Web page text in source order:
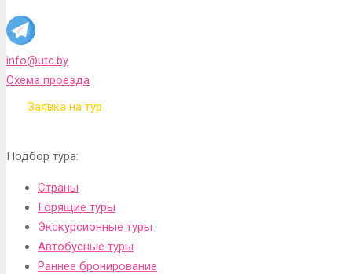
info@utc.by
Схема проезда
Заявка на тур
Подбор тура:
Страны
Горящие туры
Экскурсионные туры
Автобусные туры
Раннее бронирование